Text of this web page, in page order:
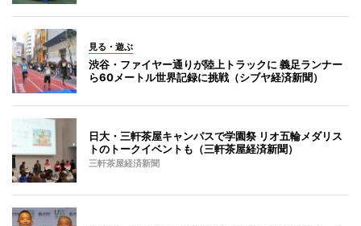
見る・遊ぶ
渋谷・ファイヤー通りが陸上トラックに 義足ランナー
ら60メートル世界記録に挑戦（シブヤ経済新聞）
日大・三軒茶屋キャンパスで学園祭 リオ五輪メダリス
トのトークイベントも（三軒茶屋経済新聞）
三軒茶屋経済新聞